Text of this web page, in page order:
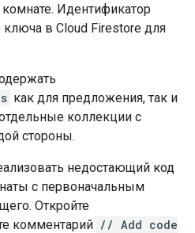
Идентификатор
ключа в Cloud Firestore для
как для предложения, так и
коллекции с
стороны.
недостающий код
с первоначальным
Откройте
комментарий // Add code